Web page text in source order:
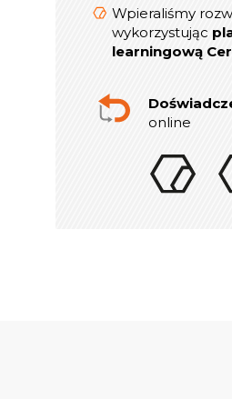
Wpieraliśmy
wykorzystując
learningową
online
Wpieraliśmy
indywidualnych
online dla
w